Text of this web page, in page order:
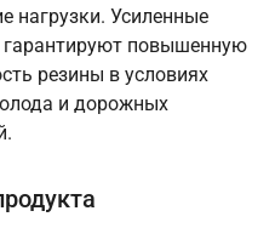
нагрузки. Усиленные
повышенную
резины в условиях
и дорожных